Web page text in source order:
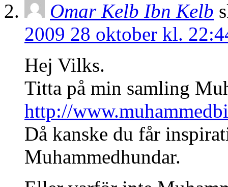
Omar Kelb Ibn Kelb
2009 28 oktober kl.
Hej Vilks.
Titta på min samling
http://
Då kanske du får
Muhammedhundar.